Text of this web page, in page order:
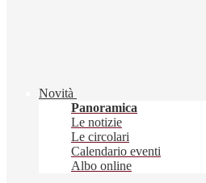
Novità
Panoramica
Le notizie
Le circolari
Calendario eventi
Albo online